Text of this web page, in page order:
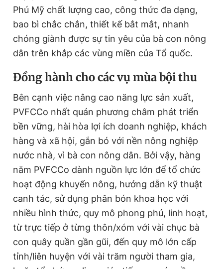
Phú Mỹ chất lượng cao, công thức đa dạng,
bao bì chắc chắn, thiết kế bắt mắt, nhanh
chóng giành được sự tin yêu của bà con nông
dân trên khắp các vùng miền của Tổ quốc.
Đồng hành cho các vụ mùa bội thu
Bên cạnh việc nâng cao năng lực sản xuất,
PVFCCo nhất quán phương châm phát triển
bền vững, hài hòa lợi ích doanh nghiệp, khách
hàng và xã hội, gắn bó với nền nông nghiệp
nước nhà, vì bà con nông dân. Bởi vậy, hàng
năm PVFCCo dành nguồn lực lớn để tổ chức
hoạt động khuyến nông, hướng dẫn kỹ thuật
canh tác, sử dụng phân bón khoa học với
nhiều hình thức, quy mô phong phú, linh hoạt,
từ trực tiếp ở từng thôn/xóm với vài chục bà
con quây quần gần gũi, đến quy mô lớn cấp
tỉnh/liên huyện với vài trăm người tham gia,